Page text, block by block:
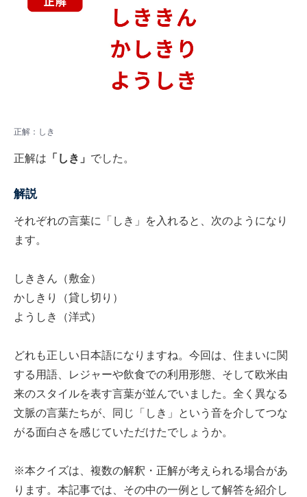
正解：しき
正解は 「しき」 でした。
解説
それぞれの言葉に「しき」を入れると、次のようになり
ます。
しききん（敷金）
かしきり（貸し切り）
ようしき（洋式）
どれも正しい日本語になりますね。今回は、住まいに関
する用語、レジャーや飲食での利用形態、そして欧米由
来のスタイルを表す言葉が並んでいました。全く異なる
文脈の言葉たちが、同じ「しき」という音を介してつな
がる面白さを感じていただけたでしょうか。
※本クイズは、複数の解釈・正解が考えられる場合があ
ります。本記事では、その中の一例として解答を紹介し